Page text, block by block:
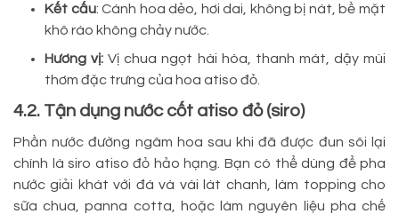
Kết cấu: Cánh hoa dẻo, hơi dai, không bị nát, bề mặt
khô ráo không chảy nước.
Hương vị:Vị chua ngọt hài hòa, thanh mát, dậy mùi
thơm đặc trưng của hoa atiso đỏ.
4.2. Tận dụng nước cốt atiso đỏ (siro)
Phần nước đường ngâm hoa sau khi đã được đun sôi lại
chính là siro atiso đỏ hảo hạng. Bạn có thể dùng để pha
nước giải khát với đá và vài lát chanh, làm topping cho
sữa chua, panna cotta, hoặc làm nguyên liệu pha chế